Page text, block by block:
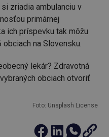
zriadia ambulanciu v
primárnej
ich príspevku tak môžu
na Slovensku.
Foto: Unsplash License